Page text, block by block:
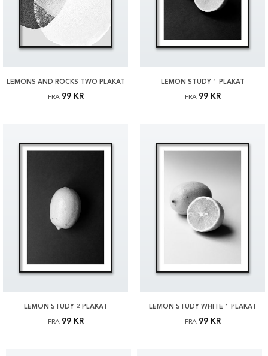
LEMONS AND ROCKS TWO PLAKAT
FRA 99 KR
LEMON STUDY 1 PLAKAT
FRA 99 KR
LEMON STUDY 2 PLAKAT
FRA 99 KR
LEMON STUDY WHITE 1 PLAKAT
FRA 99 KR